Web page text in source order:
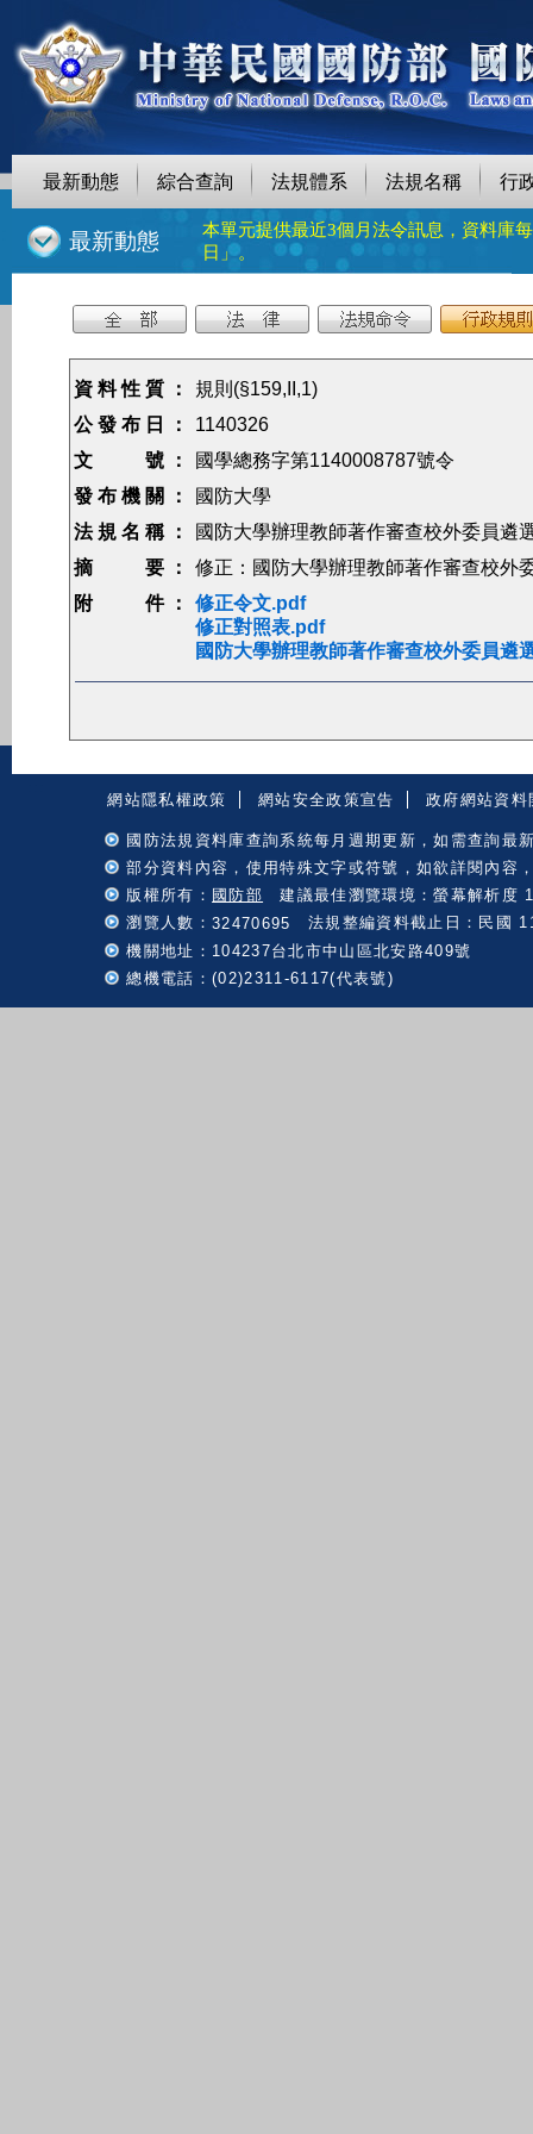
最新動態 綜合查詢 法規體系 法規名稱 行
最新動態
本單元提供最近3個月法令訊息，資料庫
日」。
資 料 性 質 ：
規則(§159,II,1)
公 發 布 日 ：
1140326
文 號 ：
國學總務字第1140008787號令
發 布 機 關 ：
國防大學
法 規 名 稱 ：
國防大學辦理教師著作審查校外委員遴
摘 要 ：
修正：國防大學辦理教師著作審查校外
附 件 ：
修正令文.pdf
修正對照表.pdf
國防大學辦理教師著作審查校外委員遴
網站隱私權政策 網站安全政策宣告 政府網站資料
國防法規資料庫查詢系統每月週期更新，如需查詢最
部分資料內容，使用特殊文字或符號，如欲詳閱內容
版權所有： 國防部 建議最佳瀏覽環境：螢幕解析度
瀏覽人數：32470695
法規整編資料截止日：民國
機關地址：104237台北市中山區北安路409號
總機電話：(02)2311-6117(代表號)